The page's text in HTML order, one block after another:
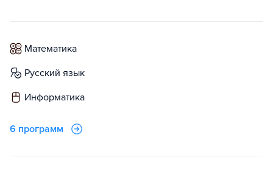
математика
русский язык
информатика
6 программ